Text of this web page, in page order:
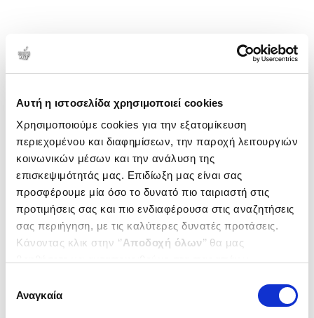
Αυτή η ιστοσελίδα χρησιμοποιεί cookies
Χρησιμοποιούμε cookies για την εξατομίκευση
περιεχομένου και διαφημίσεων, την παροχή λειτουργιών
κοινωνικών μέσων και την ανάλυση της
επισκεψιμότητάς μας. Επιδίωξη μας είναι σας
προσφέρουμε μία όσο το δυνατό πιο ταιριαστή στις
προτιμήσεις σας και πιο ενδιαφέρουσα στις αναζητήσεις
σας περιήγηση, με τις καλύτερες δυνατές προτάσεις.
Κάνοντας κλικ στην ‘’Αποδοχή όλων’’ θα μας
ενδιαφέρουν και να επιλέξετε από τα παρακάτω με την
΄΄και να ενημερωθείτε σχετικά με
συγκατάθεσης
Αναγκαία